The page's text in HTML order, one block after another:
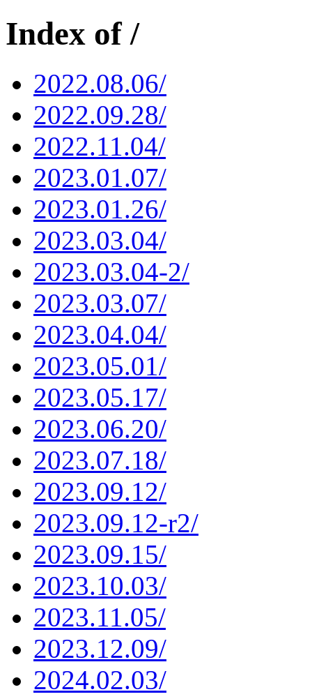
Index of /
2022.08.06/
2022.09.28/
2022.11.04/
2023.01.07/
2023.01.26/
2023.03.04/
2023.03.04-2/
2023.03.07/
2023.04.04/
2023.05.01/
2023.05.17/
2023.06.20/
2023.07.18/
2023.09.12/
2023.09.12-r2/
2023.09.15/
2023.10.03/
2023.11.05/
2023.12.09/
2024.02.03/